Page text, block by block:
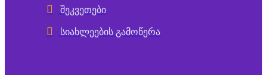
შეკვეთები
სიახლეების გამოწერა